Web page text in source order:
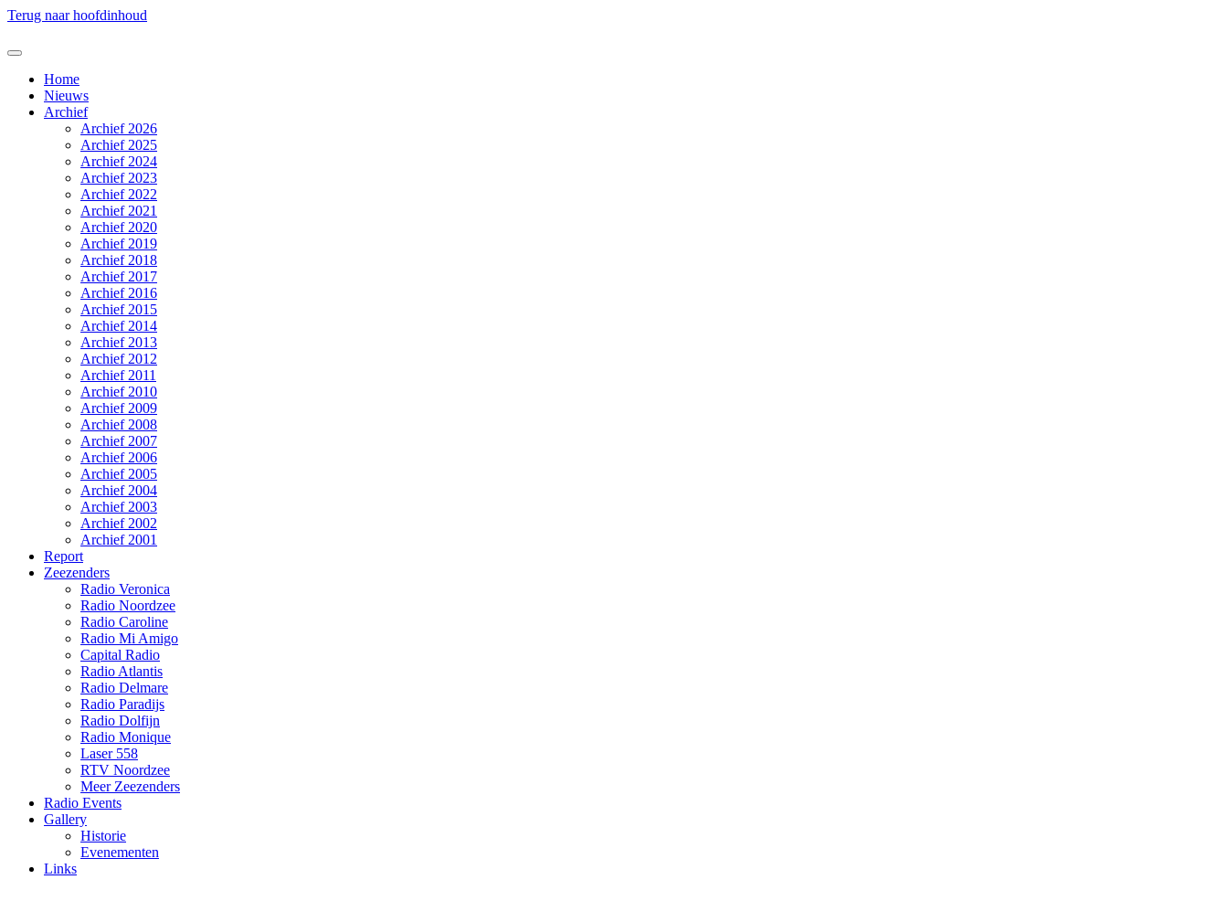
Terug naar hoofdinhoud
Home
Nieuws
Archief
Archief 2026
Archief 2025
Archief 2024
Archief 2023
Archief 2022
Archief 2021
Archief 2020
Archief 2019
Archief 2018
Archief 2017
Archief 2016
Archief 2015
Archief 2014
Archief 2013
Archief 2012
Archief 2011
Archief 2010
Archief 2009
Archief 2008
Archief 2007
Archief 2006
Archief 2005
Archief 2004
Archief 2003
Archief 2002
Archief 2001
Report
Zeezenders
Radio Veronica
Radio Noordzee
Radio Caroline
Radio Mi Amigo
Capital Radio
Radio Atlantis
Radio Delmare
Radio Paradijs
Radio Dolfijn
Radio Monique
Laser 558
RTV Noordzee
Meer Zeezenders
Radio Events
Gallery
Historie
Evenementen
Links